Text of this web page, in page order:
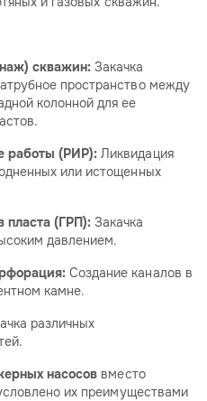
скважин: Закачка
пространство между
колонной для ее
работы (РИР): Ликвидация
или истощенных
пласта (ГРП): Закачка
давлением.
Создание каналов в
камне.
различных
насосов вместо
их преимуществами